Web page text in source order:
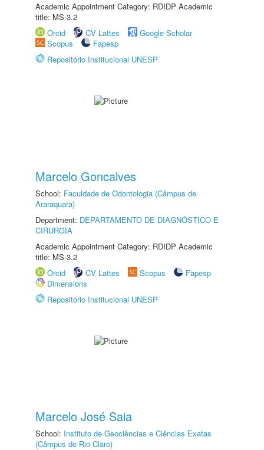
Academic Appointment Category: RDIDP Academic
title: MS-3.2
Orcid
CV Lattes
Google Scholar
Scopus
Fapesp
Repositório Institucional UNESP
Marcelo Goncalves
School: Faculdade de Odontologia (Câmpus de
Araraquara)
Department: DEPARTAMENTO DE DIAGNÓSTICO E
CIRURGIA
Academic Appointment Category: RDIDP Academic
title: MS-3.2
Orcid
CV Lattes Scopus
Fapesp
Dimensions
Repositório Institucional UNESP
Marcelo José Saia
School: Instituto de Geociências e Ciências Exatas
(Câmpus de Rio Claro)